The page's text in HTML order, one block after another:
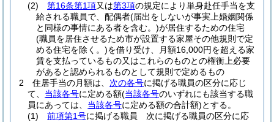
(2)
第16条第1項又は第3項の規定により単身赴任手当を支
給される職員で、配偶者(届出をしないが事実上婚姻関係
と同様の事情にある者を含む。)が居住するための住宅
(職員を居住させるため市が設置する家屋その他規則で定
める住宅を除く。)を借り受け、月額16,000円を超える家
賃を支払っているもの又はこれらのものとの権衡上必要
があると認められるものとして規則で定めるもの
2
住居手当の月額は、 次の各号に掲げる職員の区分に応じ
て、 当該各号に定める額(当該各号のいずれにも該当する職
員にあっては、 当該各号に定める額の合計額)とする。
(1)
前項第1号に掲げる職員 次に掲げる職員の区分に応